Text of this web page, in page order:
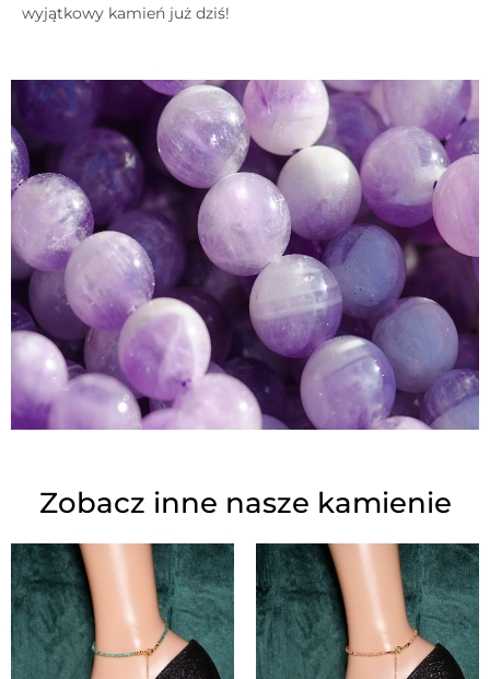
wyjątkowy kamień już dziś!
Zobacz inne nasze kamienie